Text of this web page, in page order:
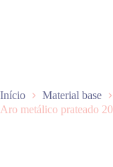
a
r
a
Início Material base
Aro metálico prateado